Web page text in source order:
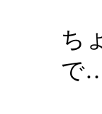
ち
で